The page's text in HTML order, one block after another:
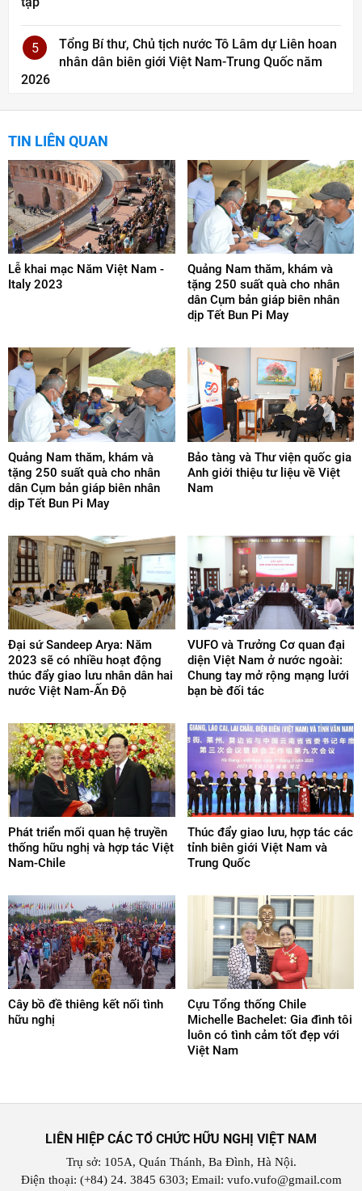
5
Tổng Bí thư, Chủ tịch nước Tô Lâm dự Liên hoan
nhân dân biên giới Việt Nam-Trung Quốc năm
2026
TIN LIÊN QUAN
Lễ khai mạc Năm Việt Nam -
Italy 2023
Quảng Nam thăm, khám và
tặng 250 suất quà cho nhân
dân Cụm bản giáp biên nhân
dịp Tết Bun Pi May
Quảng Nam thăm, khám và
tặng 250 suất quà cho nhân
dân Cụm bản giáp biên nhân
dịp Tết Bun Pi May
Bảo tàng và Thư viện quốc gia
Anh giới thiệu tư liệu về Việt
Nam
Đại sứ Sandeep Arya: Năm
2023 sẽ có nhiều hoạt động
thúc đẩy giao lưu nhân dân hai
nước Việt Nam-Ấn Độ
VUFO và Trưởng Cơ quan đại
diện Việt Nam ở nước ngoài:
Chung tay mở rộng mạng lưới
bạn bè đối tác
Phát triển mối quan hệ truyền
thống hữu nghị và hợp tác Việt
Nam-Chile
Thúc đẩy giao lưu, hợp tác các
tỉnh biên giới Việt Nam và
Trung Quốc
Cây bồ đề thiêng kết nối tình
hữu nghị
Cựu Tổng thống Chile
Michelle Bachelet: Gia đình tôi
luôn có tình cảm tốt đẹp với
Việt Nam
LIÊN HIỆP CÁC TỔ CHỨC HỮU NGHỊ VIỆT NAM
Trụ sở: 105A, Quán Thánh, Ba Đình, Hà Nội.
Điện thoại: (+84) 24. 3845 6303; Email: vufo.vufo@gmail.com